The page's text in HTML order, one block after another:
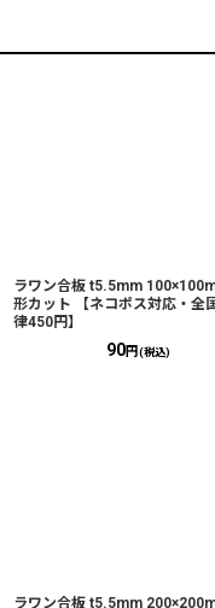
ラワン合板 t5.5mm
形カット 【ネコポス対応・全
律450円】
90円(税込)
ラワン合板 t5.5mm